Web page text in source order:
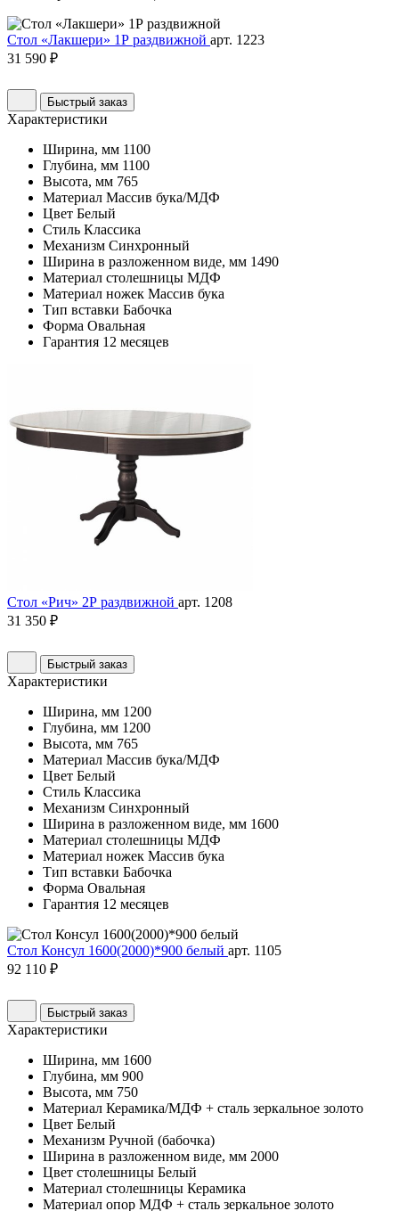
Стол «Лакшери» 1Р раздвижной арт. 1223
31 590 ₽
Быстрый заказ
Характеристики
Ширина, мм 1100
Глубина, мм 1100
Высота, мм 765
Материал Массив бука/МДФ
Цвет Белый
Стиль Классика
Механизм Синхронный
Ширина в разложенном виде, мм 1490
Материал столешницы МДФ
Материал ножек Массив бука
Тип вставки Бабочка
Форма Овальная
Гарантия 12 месяцев
Стол «Рич» 2Р раздвижной арт. 1208
31 350 ₽
Быстрый заказ
Характеристики
Ширина, мм 1200
Глубина, мм 1200
Высота, мм 765
Материал Массив бука/МДФ
Цвет Белый
Стиль Классика
Механизм Синхронный
Ширина в разложенном виде, мм 1600
Материал столешницы МДФ
Материал ножек Массив бука
Тип вставки Бабочка
Форма Овальная
Гарантия 12 месяцев
Стол Консул 1600(2000)*900 белый арт. 1105
92 110 ₽
Быстрый заказ
Характеристики
Ширина, мм 1600
Глубина, мм 900
Высота, мм 750
Материал Керамика/МДФ + сталь зеркальное золото
Цвет Белый
Механизм Ручной (бабочка)
Ширина в разложенном виде, мм 2000
Цвет столешницы Белый
Материал столешницы Керамика
Материал опор МДФ + сталь зеркальное золото